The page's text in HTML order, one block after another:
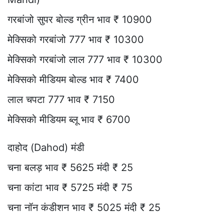
गरबांजो सुपर बोल्ड ग्रीन भाव ₹ 10900
मेक्सिको गरबांजो 777 भाव ₹ 10300
मेक्सिको गरबांजो लाल 777 भाव ₹ 10300
मेक्सिको मीडियम बोल्ड भाव ₹ 7400
लाल चपटा 777 भाव ₹ 7150
मेक्सिको मीडियम ब्लू भाव ₹ 6700
दाहोद (Dahod) मंडी
चना बलड़ भाव ₹ 5625 मंदी ₹ 25
चना कांटा भाव ₹ 5725 मंदी ₹ 75
चना नॉन कंडीशन भाव ₹ 5025 मंदी ₹ 25